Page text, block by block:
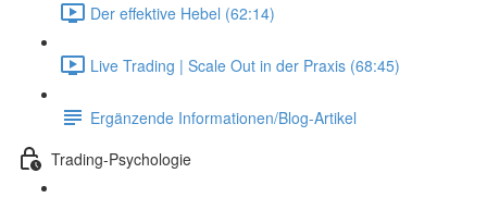
Der effektive Hebel (62:14)
Live Trading | Scale Out in der Praxis (68:45)
Ergänzende Informationen/Blog-Artikel
Trading-Psychologie